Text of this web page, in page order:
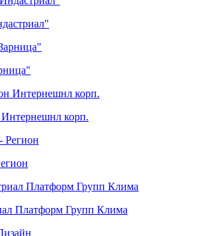
корп.
Платформ Групп Клима